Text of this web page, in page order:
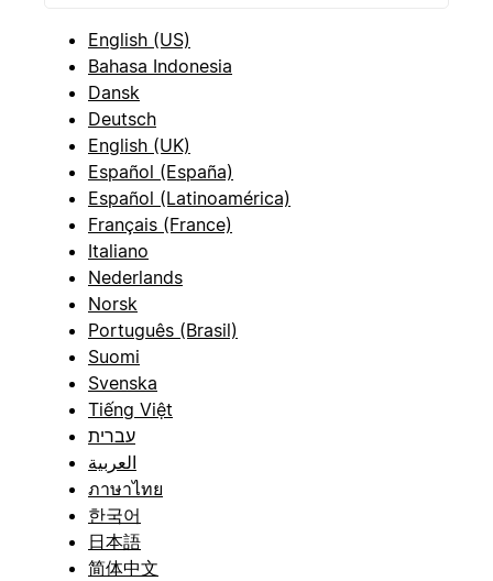
English (US)
Bahasa Indonesia
Dansk
Deutsch
English (UK)
Español (España)
Español (Latinoamérica)
Français (France)
Italiano
Nederlands
Norsk
Português (Brasil)
Suomi
Svenska
Tiếng Việt
עברית
العربية
ภาษาไทย
한국어
日本語
简体中文